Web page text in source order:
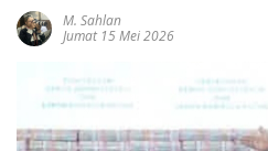
M. Sahlan
Jumat 15 Mei 2026